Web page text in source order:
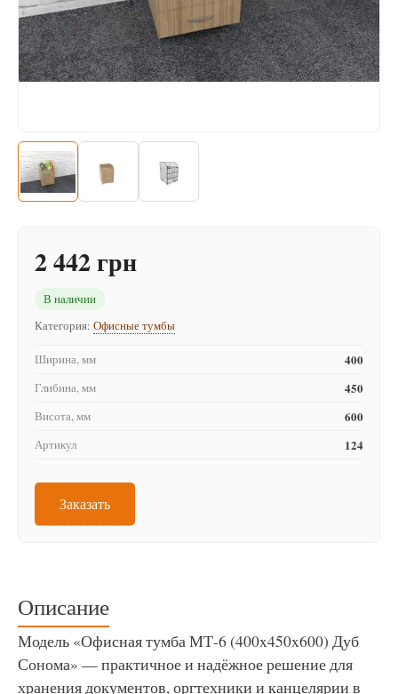
2 442 грн
В наличии
Категория: Офисные тумбы
Ширина, мм 400
Глибина, мм 450
Висота, мм 600
Артикул 124
Заказать
Описание
Модель «Офисная тумба МТ-6 (400x450x600) Дуб
Сонома» — практичное и надёжное решение для
хранения документов, оргтехники и канцелярии в